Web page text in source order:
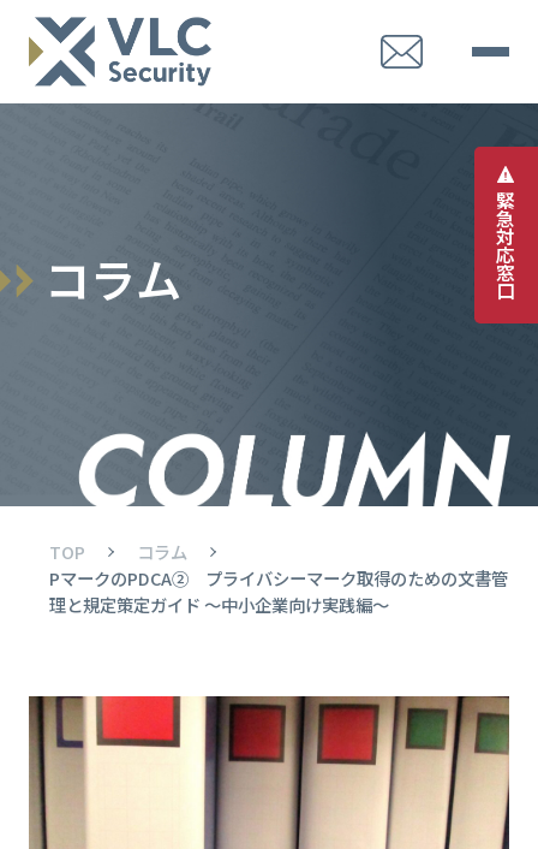
緊
急
対
応
窓
口
コラム
TOP
コラム
PマークのPDCA② プライバシーマーク取得のための文書管
理と規定策定ガイド ～中小企業向け実践編～